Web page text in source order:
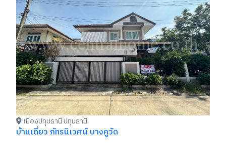
เมืองปทุมธานี ปทุมธานี
บ้านเดี่ยว ภัทรนิเวศน์ บางคูวัด